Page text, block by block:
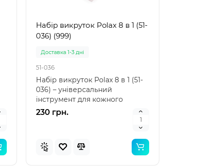
Набір викруток Polax 8 в 1 (51-
036) (999)
Доставка 1-3 дні
51-036
Набір викруток Polax 8 в 1 (51-
036) – універсальний
інструмент для кожного
велолюбителя Велоіндустрі..
230 грн.